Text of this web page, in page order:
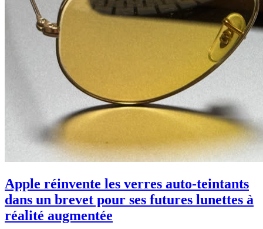
Apple réinvente les verres auto-teintants
dans un brevet pour ses futures lunettes à
réalité augmentée